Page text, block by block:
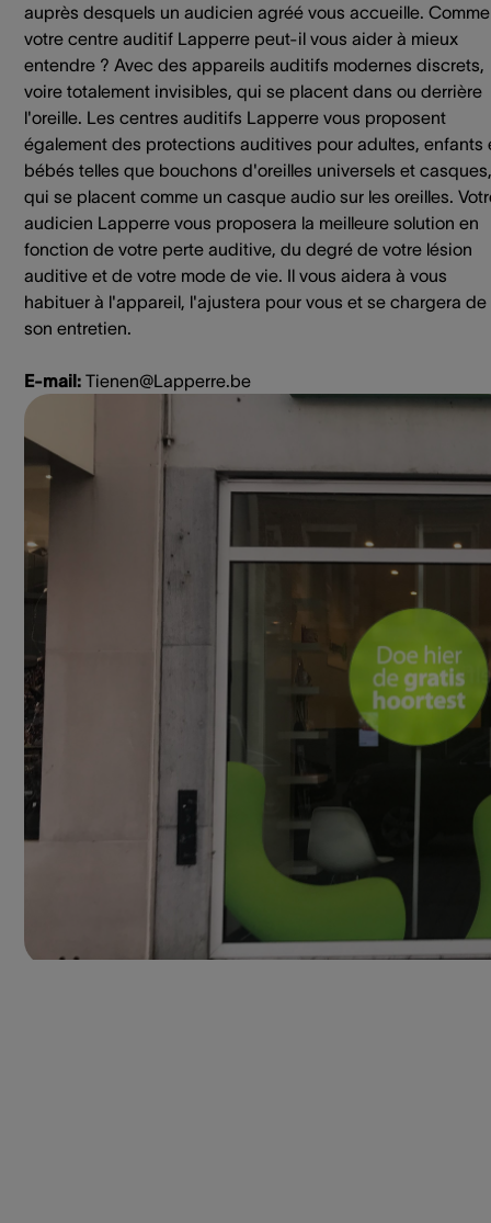
auprès desquels un audicien agréé vous accueille.
votre centre auditif Lapperre peut-il vous aider à mieux
entendre ? Avec des appareils auditifs modernes discrets,
voire totalement invisibles, qui se placent dans ou derrière
l'oreille. Les centres auditifs Lapperre vous proposent
également des protections auditives pour adultes, enfants
bébés telles que bouchons d'oreilles universels et casques,
qui se placent comme un casque audio sur les oreilles.
audicien Lapperre vous proposera la meilleure solution en
fonction de votre perte auditive, du degré de votre lésion
auditive et de votre mode de vie. Il vous aidera à vous
habituer à l'appareil, l'ajustera pour vous et se chargera de
son entretien.
E-mail: Tienen@Lapperre.be